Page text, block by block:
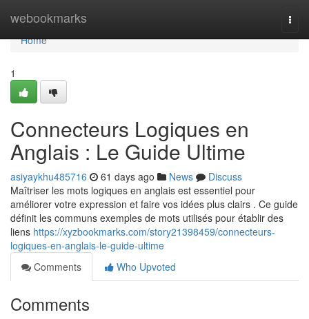
webookmarks
Home
Home
1
Connecteurs Logiques en
Anglais : Le Guide Ultime
asiyaykhu485716 61 days ago News
Discuss
Maîtriser les mots logiques en anglais est essentiel pour
améliorer votre expression et faire vos idées plus clairs . Ce guide
définit les communs exemples de mots utilisés pour établir des
liens https://xyzbookmarks.com/story21398459/connecteurs-
logiques-en-anglais-le-guide-ultime
Comments
Who Upvoted
Comments